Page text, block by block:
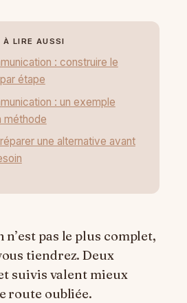
À LIRE AUSSI
: construire le
étape
: un exemple
méthode
une alternative avant
pas le plus complet,
tiendrez. Deux
suivis valent mieux
route oubliée.